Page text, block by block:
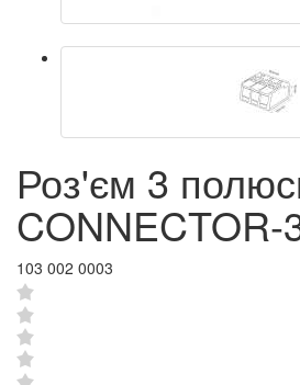
Роз'єм 3
CONNECTOR-
103 002 0003